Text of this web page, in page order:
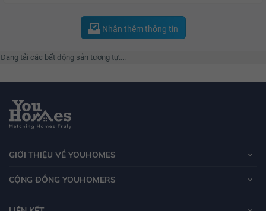
Nhận thêm thông tin
tải các bất động sản tương tự....
GIỚI THIỆU VỀ YOUHOMES
CỘNG ĐỒNG YOUHOMERS